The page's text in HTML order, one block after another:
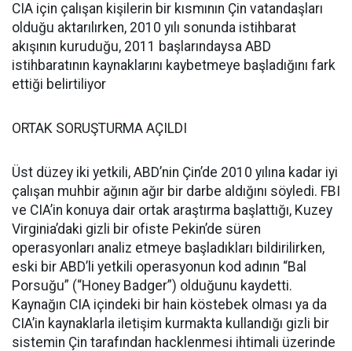
CIA için çalışan kişilerin bir kısmının Çin vatandaşları
olduğu aktarılırken, 2010 yılı sonunda istihbarat
akışının kuruduğu, 2011 başlarındaysa ABD
istihbaratının kaynaklarını kaybetmeye başladığını fark
ettiği belirtiliyor
ORTAK SORUŞTURMA AÇILDI
Üst düzey iki yetkili, ABD’nin Çin’de 2010 yılına kadar iyi
çalışan muhbir ağının ağır bir darbe aldığını söyledi. FBI
ve CIA’in konuya dair ortak araştırma başlattığı, Kuzey
Virginia’daki gizli bir ofiste Pekin’de süren
operasyonları analiz etmeye başladıkları bildirilirken,
eski bir ABD’li yetkili operasyonun kod adının “Bal
Porsuğu” (“Honey Badger”) olduğunu kaydetti.
Kaynağın CIA içindeki bir hain köstebek olması ya da
CIA’in kaynaklarla iletişim kurmakta kullandığı gizli bir
sistemin Çin tarafından hacklenmesi ihtimali üzerinde